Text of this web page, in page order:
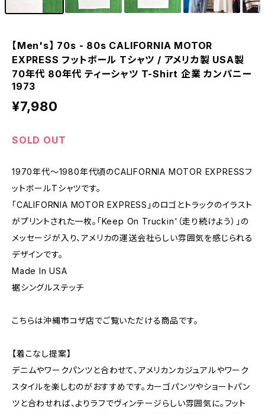
【Men's】 70s - 80s CALIFORNIA MOTOR
EXPRESS フットボール Tシャツ / アメリカ製 USA製
70年代 80年代 ティーシャツ T-Shirt 企業 カンパニー
1973
¥7,980
SOLD OUT
1970年代〜1980年代頃のCALIFORNIA MOTOR EXPRESSフ
ットボールTシャツです。
「CALIFORNIA MOTOR EXPRESS」のロゴとトラックのイラスト
がプリントされた一枚。「Keep On Truckin'（走り続けよう）」の
メッセージが入り、アメリカの運送会社らしい雰囲気を感じられる
デザインです。
Made In USA
裾シングルステッチ
こちらは沖縄市コザ店でご覧いただける商品です。
【着こなし提案】
デニムやワークパンツと合わせて、アメリカンカジュアルやワーク
スタイルを楽しむのがおすすめです。カーゴパンツやショートパン
ツと合わせれば、よりラフでヴィンテージらしい雰囲気に。フット